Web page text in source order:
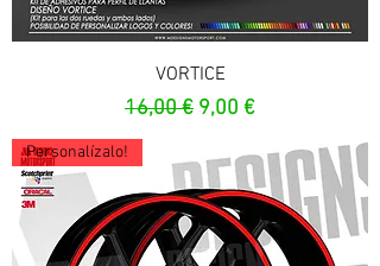
VORTICE
Prezzo regolare
16,00 € Prezzo scontato
9,00 €
Personalízalo!